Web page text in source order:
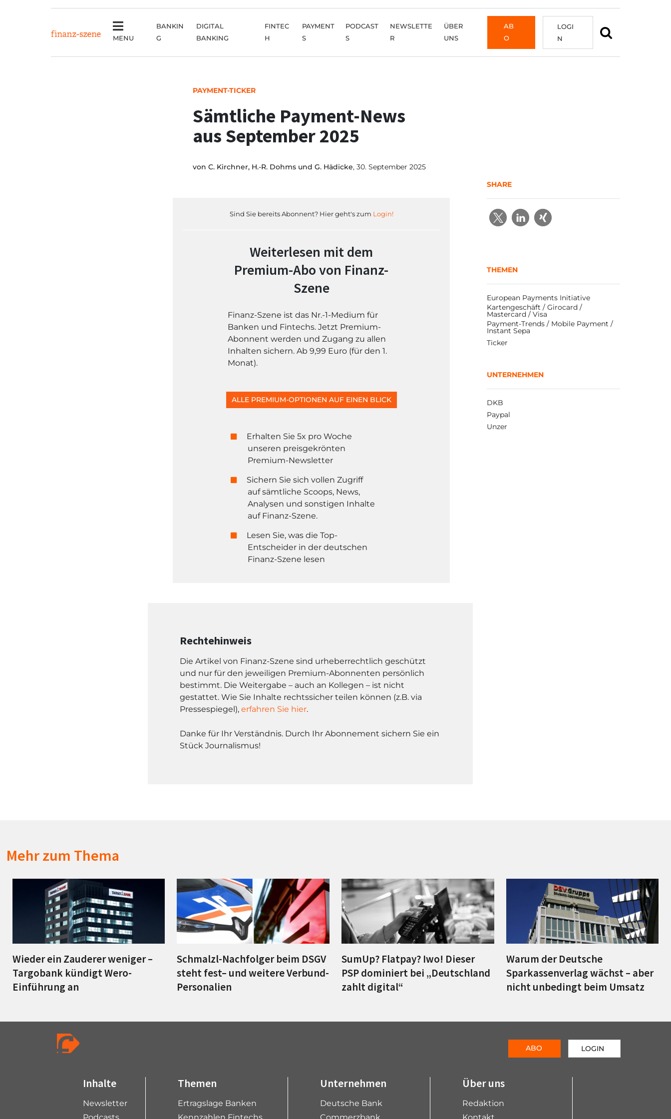
MENU
BANKIN
G
DIGITAL
BANKING
FINTEC
H
PAYMENT
S
PODCAST
S
NEWSLETTE
R
ÜBER
UNS
AB
O
LOGI
N
PAYMENT-TICKER
Sämtliche Payment-News
aus September 2025
von C. Kirchner, H.-R. Dohms und G. Hädicke, 30. September 2025
Sind Sie bereits Abonnent? Hier geht's zum Login!
Weiterlesen mit dem
Premium-Abo von Finanz-
Szene
Finanz-Szene ist das Nr.-1-Medium für
Banken und Fintechs. Jetzt Premium-
Abonnent werden und Zugang zu allen
Inhalten sichern. Ab 9,99 Euro (für den 1.
Monat).
ALLE PREMIUM-OPTIONEN AUF EINEN BLICK
Erhalten Sie 5x pro Woche
unseren preisgekrönten
Premium-Newsletter
Sichern Sie sich vollen Zugriff
auf sämtliche Scoops, News,
Analysen und sonstigen Inhalte
auf Finanz-Szene.
Lesen Sie, was die Top-
Entscheider in der deutschen
Finanz-Szene lesen
Rechtehinweis
Die Artikel von Finanz-Szene sind urheberrechtlich geschützt
und nur für den jeweiligen Premium-Abonnenten persönlich
bestimmt. Die Weitergabe – auch an Kollegen – ist nicht
gestattet. Wie Sie Inhalte rechtssicher teilen können (z.B. via
Pressespiegel), erfahren Sie hier.
Danke für Ihr Verständnis. Durch Ihr Abonnement sichern Sie ein
Stück Journalismus!
SHARE
THEMEN
European Payments Initiative
Kartengeschäft / Girocard /
Mastercard / Visa
Payment-Trends / Mobile Payment /
Instant Sepa
Ticker
UNTERNEHMEN
DKB
Paypal
Unzer
Mehr zum Thema
Wieder ein Zauderer weniger –
Targobank kündigt Wero-
Einführung an
Schmalzl-Nachfolger beim DSGV
steht fest– und weitere Verbund-
Personalien
SumUp? Flatpay? Iwo! Dieser
PSP dominiert bei „Deutschland
zahlt digital“
Warum der Deutsche
Sparkassenverlag wächst – aber
nicht unbedingt beim Umsatz
Inhalte
Newsletter
Themen
Ertragslage Banken
Unternehmen
Deutsche Bank
Über uns
Redaktion
ABO LOGIN